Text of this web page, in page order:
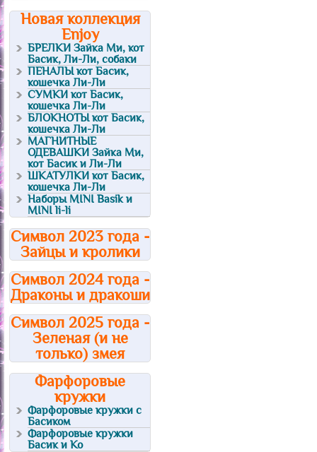
Новая коллекция
Enjoy
БРЕЛКИ Зайка Ми, кот
Басик, Ли-Ли, собаки
ПЕНАЛЫ кот Басик,
кошечка Ли-Ли
СУМКИ кот Басик,
кошечка Ли-Ли
БЛОКНОТЫ кот Басик,
кошечка Ли-Ли
МАГНИТНЫЕ
ОДЕВАШКИ Зайка Ми,
кот Басик и Ли-Ли
ШКАТУЛКИ кот Басик,
кошечка Ли-Ли
Наборы MINI Basik и
MINI li-li
Символ 2023 года -
Зайцы и кролики
Символ 2024 года -
Драконы и дракоши
Символ 2025 года -
Зеленая (и не
только) змея
Фарфоровые
кружки
Фарфоровые кружки с
Басиком
Фарфоровые кружки
Басик и Ко